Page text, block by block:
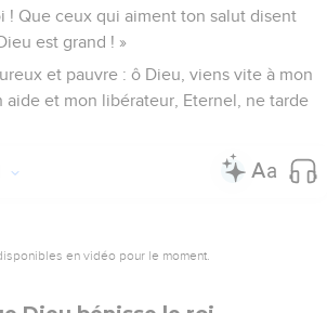
! Que ceux qui aiment ton salut disent
est grand ! »
et pauvre : ô Dieu, viens vite à mon
aide et mon libérateur, Eternel, ne tarde
en vidéo pour le moment.